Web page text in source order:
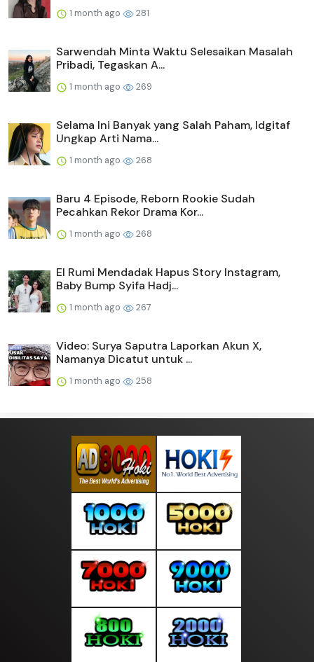
1 month ago 281
Sarwendah Minta Waktu Selesaikan Masalah
Pribadi, Tegaskan A...
1 month ago 269
Selama Ini Banyak yang Salah Paham, Idgitaf
Ungkap Arti Nama...
1 month ago 268
Baru 4 Episode, Reborn Rookie Sudah
Pecahkan Rekor Drama Kor...
1 month ago 268
El Rumi Mendadak Hapus Story Instagram,
Baby Bump Syifa Hadj...
1 month ago 267
Video: Surya Saputra Laporkan Akun X,
Namanya Dicatut untuk ...
1 month ago 258